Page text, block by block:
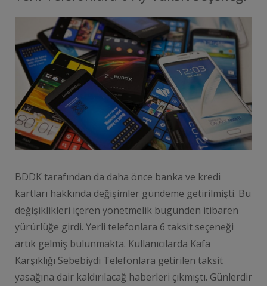
BDDK tarafından da daha önce banka ve kredi
kartları hakkında değişimler gündeme getirilmişti. Bu
değişiklikleri içeren yönetmelik bugünden itibaren
yürürlüğe girdi. Yerli telefonlara 6 taksit seçeneği
artık gelmiş bulunmakta. Kullanıcılarda Kafa
Karşıklığı Sebebiydi Telefonlara getirilen taksit
yasağına dair kaldırılacağ haberleri çıkmıştı. Günlerdir